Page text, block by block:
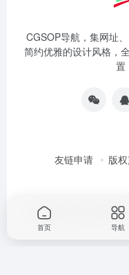
CGSOP导航，集网址
简约优雅的设计风格，
置
友链申请 版
Copyright © 2026 CG导航
首页 导航